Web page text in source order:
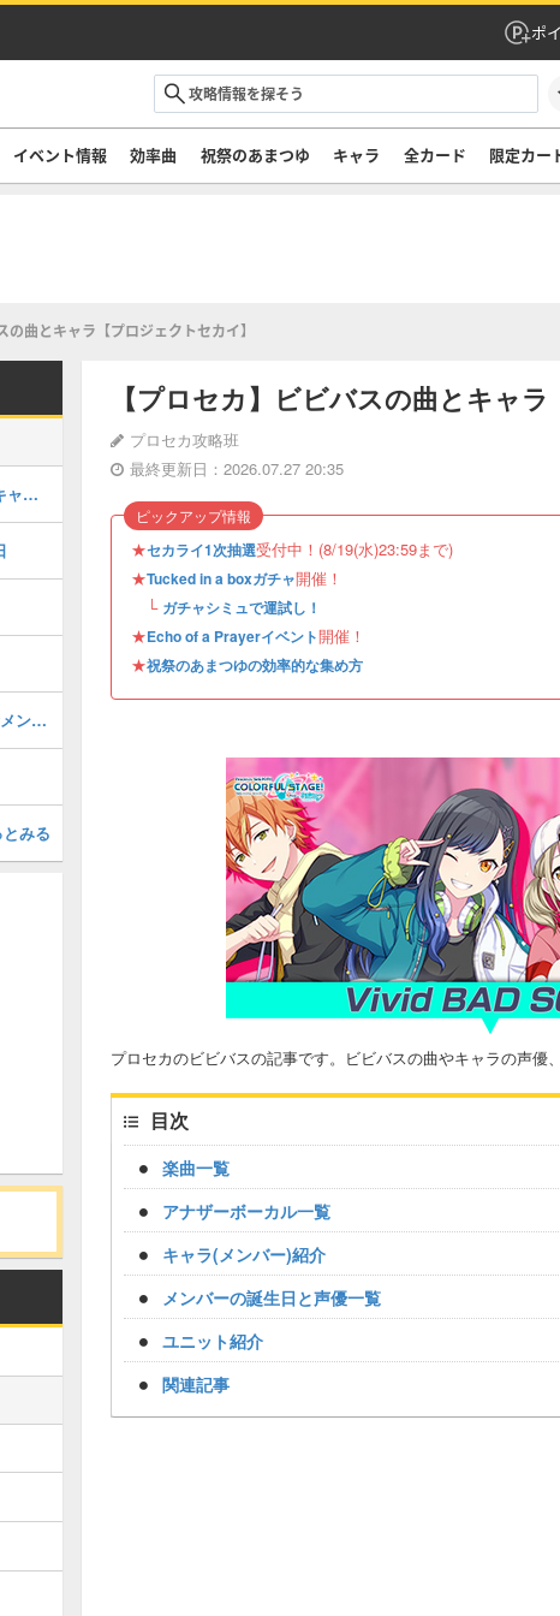
ポ
イベント情報 効率曲 祝祭のあまつゆ キャラ 全カード 限定カー
の曲とキャラ【プロジェクトセカイ】
【プロセカ】ビビバスの曲とキャ
プロセカ攻略班
最終更新日：2026.07.27 20:35
★セカライ1次抽選受付中！(8/19(水)23:59まで)
★Tucked in a boxガチャ開催！
└ ガチャシミュで運試し！
★Echo of a Prayerイベント開催！
★祝祭のあまつゆの効率的な集め方
ピックアップ情報
プロセカのビビバスの記事です。ビビバスの曲やキャラの声優
目次
楽曲一覧
アナザーボーカル一覧
キャラ(メンバー)紹介
メンバーの誕生日と声優一覧
ユニット紹介
関連記事
ブルフェス限定キャラ一覧と次のキャラ予想
Tucked in a boxガチャの情報と新メンバー
とみる